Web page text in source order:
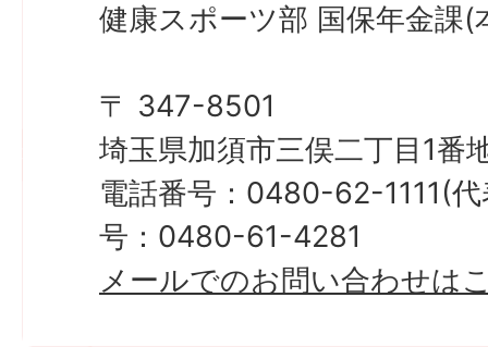
健康スポーツ部 国保年金課(
〒 347-8501
埼玉県加須市三俣二丁目1番
電話番号：0480-62-1111(
号：0480-61-4281
メールでのお問い合わせは